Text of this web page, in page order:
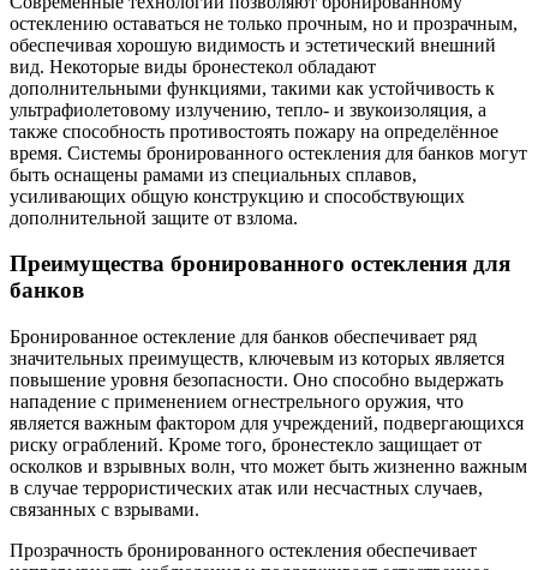
остеклению оставаться не только прочным, но и прозрачным,
обеспечивая хорошую видимость и эстетический внешний
вид. Некоторые виды бронестекол обладают
дополнительными функциями, такими как устойчивость к
ультрафиолетовому излучению, тепло- и звукоизоляция, а
также способность противостоять пожару на определённое
время. Системы бронированного остекления для банков могут
быть оснащены рамами из специальных сплавов,
усиливающих общую конструкцию и способствующих
дополнительной защите от взлома.
Преимущества бронированного остекления для
банков
Бронированное остекление для банков обеспечивает ряд
значительных преимуществ, ключевым из которых является
повышение уровня безопасности. Оно способно выдержать
нападение с применением огнестрельного оружия, что
является важным фактором для учреждений, подвергающихся
риску ограблений. Кроме того, бронестекло защищает от
осколков и взрывных волн, что может быть жизненно важным
в случае террористических атак или несчастных случаев,
связанных с взрывами.
Прозрачность бронированного остекления обеспечивает